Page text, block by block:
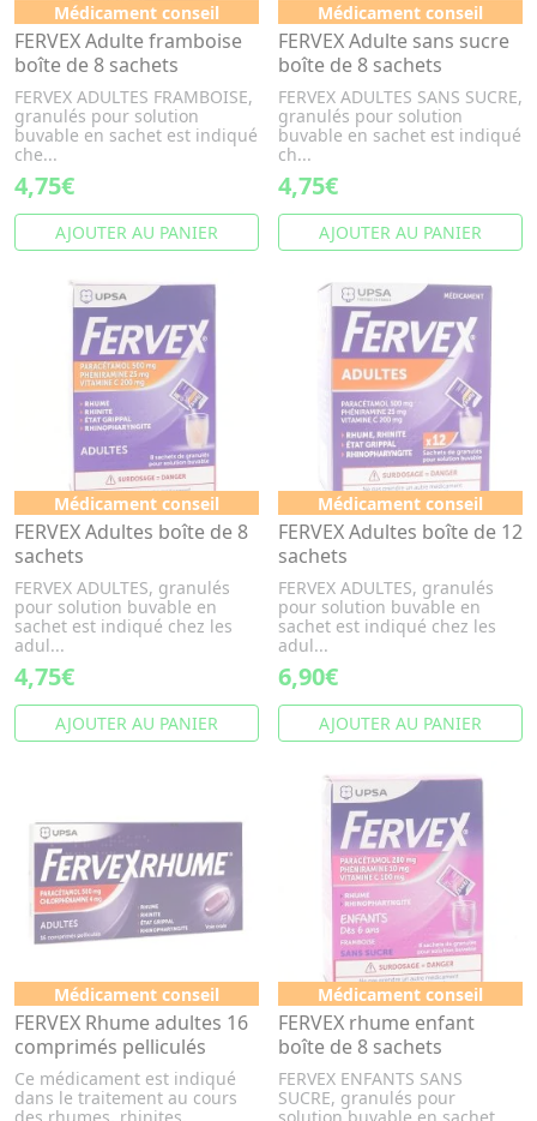
Médicament conseil
FERVEX Adulte framboise
boîte de 8 sachets
FERVEX ADULTES FRAMBOISE,
granulés pour solution
buvable en sachet est indiqué
che...
4,75€
AJOUTER AU PANIER
Médicament conseil
FERVEX Adulte sans sucre
boîte de 8 sachets
FERVEX ADULTES SANS SUCRE,
granulés pour solution
buvable en sachet est indiqué
ch...
4,75€
AJOUTER AU PANIER
Médicament conseil
FERVEX Adultes boîte de 8
sachets
FERVEX ADULTES, granulés
pour solution buvable en
sachet est indiqué chez les
adul...
4,75€
AJOUTER AU PANIER
Médicament conseil
FERVEX Adultes boîte de 12
sachets
FERVEX ADULTES, granulés
pour solution buvable en
sachet est indiqué chez les
adul...
6,90€
AJOUTER AU PANIER
Médicament conseil
FERVEX Rhume adultes 16
comprimés pelliculés
Ce médicament est indiqué
dans le traitement au cours
Médicament conseil
FERVEX rhume enfant
boîte de 8 sachets
FERVEX ENFANTS SANS
SUCRE, granulés pour